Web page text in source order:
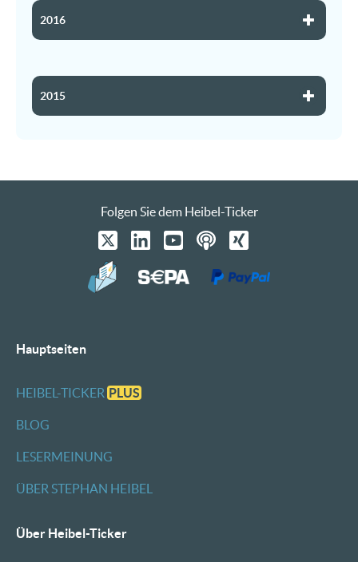
2016
2015
Folgen Sie dem Heibel-Ticker
Hauptseiten
HEIBEL-TICKER PLUS
BLOG
LESERMEINUNG
ÜBER STEPHAN HEIBEL
Über Heibel-Ticker